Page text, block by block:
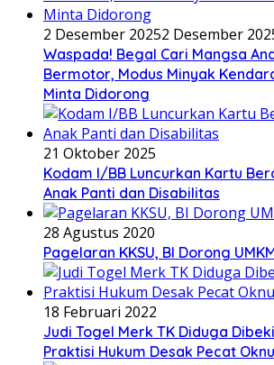
2 Desember 20252 Desember
Waspada! Begal Cari Mangsa
Bermotor, Modus Minyak
Minta Didorong
21 Oktober 2025
Kodam I/BB Luncurkan Kartu
Anak Panti dan Disabilitas
28 Agustus 2020
Pagelaran KKSU, BI Dorong
18 Februari 2022
Judi Togel Merk TK Diduga
Praktisi Hukum Desak Pecat